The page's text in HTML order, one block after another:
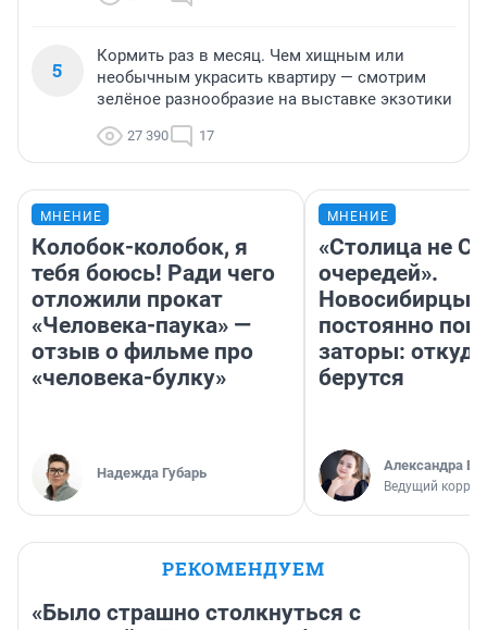
5
Кормить раз в месяц. Чем хищным или
необычным украсить квартиру — смотрим
зелёное разнообразие на выставке экзотики
27 390 17
МНЕНИЕ
Колобок-колобок, я
тебя боюсь! Ради чего
отложили прокат
«Человека-паука» —
отзыв о фильме про
«человека-булку»
Надежда Губарь
МНЕНИЕ
«Столица не
очередей».
Новосибирцы
постоянно
заторы:
берутся
Александра
Ведущий
РЕКОМЕНДУЕМ
«Было страшно столкнуться с